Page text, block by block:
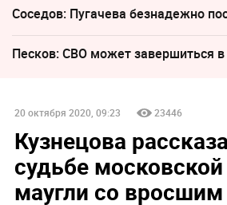
Соседов: Пугачева безнадежно
Песков: СВО может завершиться
20 октября 2020, 09:23 23446
Кузнецова
судьбе
маугли со